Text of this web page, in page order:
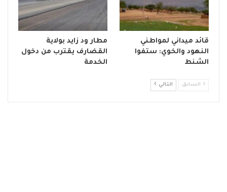
قائد ميداني لمواطني
النهود والخوي: ستفوا
الشنط
مطار ود زايد بولاية
القضارف يقترب من دخول
الخدمة
السابق التالي